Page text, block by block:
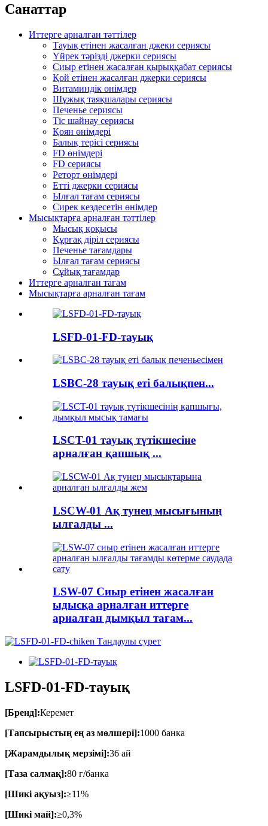
Санаттар
Иттерге арналған тәттілер
Тауық етінен жасалған джеки сериясы
Үйрек тәрізді джерки сериясы
Сиыр етінен жасалған қырыққабат сериясы
Қой етінен жасалған джерки сериясы
Витаминдік өнімдер
Шұжық таяқшалары сериясы
Печенье сериясы
Тіс шайнау сериясы
Қоян өнімдері
Балық терісі сериясы
FD өнімдері
FD сериясы
Реторт өнімдері
Етті джерки сериясы
Ылғал тағам сериясы
Сирек кездесетін өнімдер
Мысықтарға арналған тәттілер
Мысық қоқысы
Құрғақ діріл сериясы
Печенье тағамдары
Ылғал тағам сериясы
Сұйық тағамдар
Иттерге арналған тағам
Мысықтарға арналған тағам
LSFD-01-FD-тауық
LSBC-28 тауық еті балықпен...
LSCT-01 тауық түтікшесіне
арналған қапшық ...
LSCW-01 Ақ тунец мысығының
ылғалды ...
LSW-07 Сиыр етінен жасалған
ыдысқа арналған иттерге
арналған дымқыл тағам...
LSFD-01-FD-тауық
[Бренд]:Керемет
[Тапсырыстың ең аз мөлшері]:1000 банка
[Жарамдылық мерзімі]:36 ай
[Таза салмақ]:80 г/банка
[Шикі ақуыз]:≥11%
[Шикі май]:≥0,3%